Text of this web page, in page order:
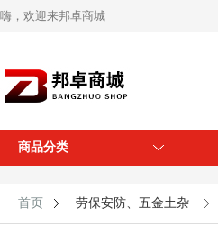
嗨，欢迎来邦卓商城
商品分类
首页 劳保安防、五金土杂